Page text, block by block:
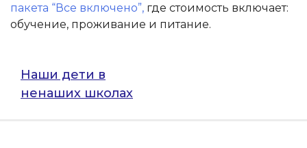
пакета “Все включено”, где стоимость включает:
обучение, проживание и питание.
Навигация
по
Наши дети в
ненаших школах